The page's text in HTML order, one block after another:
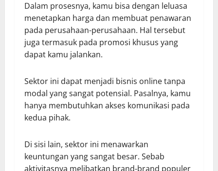
Dalam prosesnya, kamu bisa dengan leluasa
menetapkan harga dan membuat penawaran
pada perusahaan-perusahaan. Hal tersebut
juga termasuk pada promosi khusus yang
dapat kamu jalankan.
Sektor ini dapat menjadi bisnis online tanpa
modal yang sangat potensial. Pasalnya, kamu
hanya membutuhkan akses komunikasi pada
kedua pihak.
Di sisi lain, sektor ini menawarkan
keuntungan yang sangat besar. Sebab
aktivitasnya melibatkan brand-brand populer